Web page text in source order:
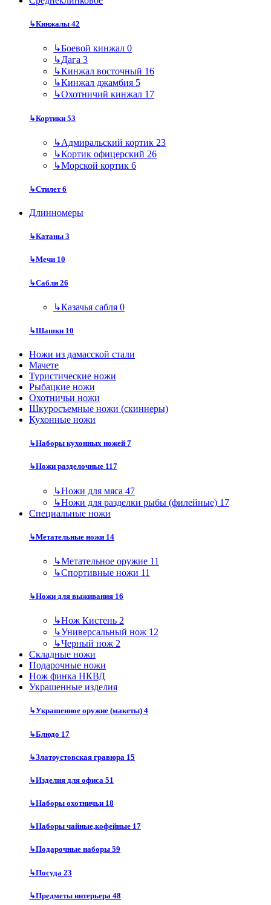
↳Кинжалы 42
↳Боевой кинжал 0
↳Дага 3
↳Кинжал восточный 16
↳Кинжал джамбия 5
↳Охотничий кинжал 17
↳Кортики 53
↳Адмиральский кортик 23
↳Кортик офицерский 26
↳Морской кортик 6
↳Стилет6
Длинномеры
↳Катаны 3
↳Мечи 10
↳Сабли 26
↳Казачья сабля 0
↳Шашки 10
Ножи из дамасской стали
Мачете
Туристические ножи
Рыбацкие ножи
Охотничьи ножи
Шкуросъемные ножи (скиннеры)
Кухонные ножи
↳Наборы кухонных ножей 7
↳Ножи разделочные 117
↳Ножи для мяса 47
↳Ножи для разделки рыбы (филейные) 17
Специальные ножи
↳Метательные ножи 14
↳Метательное оружие 11
↳Спортивные ножи 11
↳Ножи для выживания 16
↳Нож Кистень 2
↳Универсальный нож 12
↳Черный нож 2
Складные ножи
Подарочные ножи
Нож финка НКВД
Украшенные изделия
↳Украшенное оружие (макеты) 4
↳Блюдо 17
↳Златоустовская гравюра 15
↳Изделия для офиса 51
↳Наборы охотничьи 18
↳Наборы чайные,кофейные 17
↳Подарочные наборы 59
↳Посуда 23
↳Предметы интерьера 48